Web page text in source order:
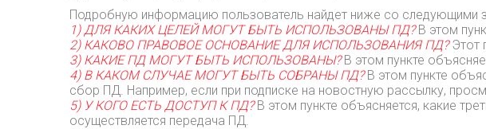
Подробную информацию пользователь найдет ниже со следующими
1) ДЛЯ КАКИХ ЦЕЛЕЙ МОГУТ БЫТЬ ИСПОЛЬЗОВАНЫ ПД?В этом
2) КАКОВО ПРАВОВОЕ ОСНОВАНИЕ ДЛЯ ИСПОЛЬЗОВАНИЯ ПД?Этот
3) КАКИЕ ПД МОГУТ БЫТЬ ИСПОЛЬЗОВАНЫ?В этом пункте
4) В КАКОМ СЛУЧАЕ МОГУТ БЫТЬ СОБРАНЫ ПД?В этом пункте
сбор ПД. Например, если при подписке на новостную рассылку,
5) У КОГО ЕСТЬ ДОСТУП К ПД?В этом пункте объясняется, какие
осуществляется передача ПД.